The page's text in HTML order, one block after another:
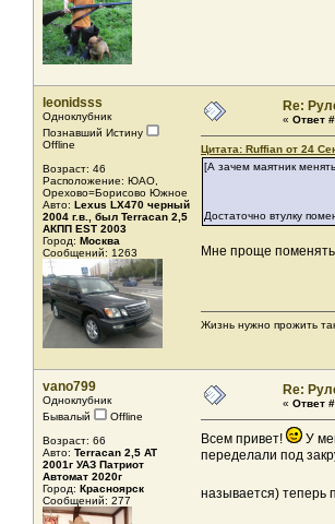
leonidsss
Одноклубник
Познавший Истину
Offline
Возраст: 46
Расположение: ЮАО,
Орехово=Борисово Южное
Авто: Lexus LX470 черный
2004 г.в., был Terracan 2,5
АКПП EST 2003
Город: Москва
Сообщений: 1263
Re:
« Ответ
Цитата: Ruffian от 24
[А зачем маятник
Достаточно втулку
Мне проще поменять
Жизнь нужно прожить
vano799
Одноклубник
Бывалый
Offline
Возраст: 66
Авто: Terracan 2,5 AT
2001г УАЗ Патриот
Автомат 2020г
Город: Красноярск
Сообщений: 277
Re:
« Ответ
Всем привет!
У
переделали под
называется) теперь